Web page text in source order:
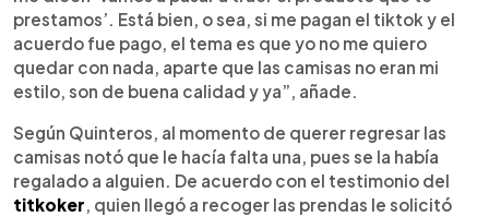
prestamos’. Está bien, o sea, si me pagan el tiktok y el
acuerdo fue pago, el tema es que yo no me quiero
quedar con nada, aparte que las camisas no eran mi
estilo, son de buena calidad y ya”, añade.
Según Quinteros, al momento de querer regresar las
camisas notó que le hacía falta una, pues se la había
regalado a alguien. De acuerdo con el testimonio del
titkoker, quien llegó a recoger las prendas le solicitó